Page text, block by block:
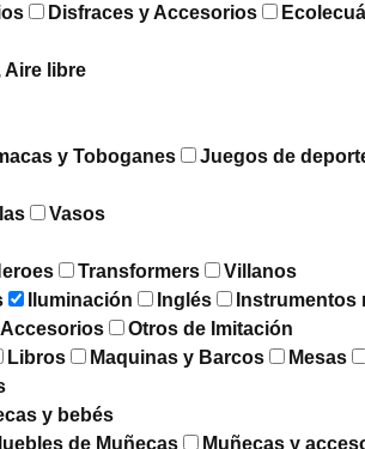
Disfraces y Accesorios Ecolecuá
Aire libre
y Toboganes Juegos de
Vasos
Transformers
Villanos
Iluminación Inglés Instrumentos
Otros de Imitación
Libros Maquinas y Barcos Mesas
y bebés
de Muñecas
Muñecas y